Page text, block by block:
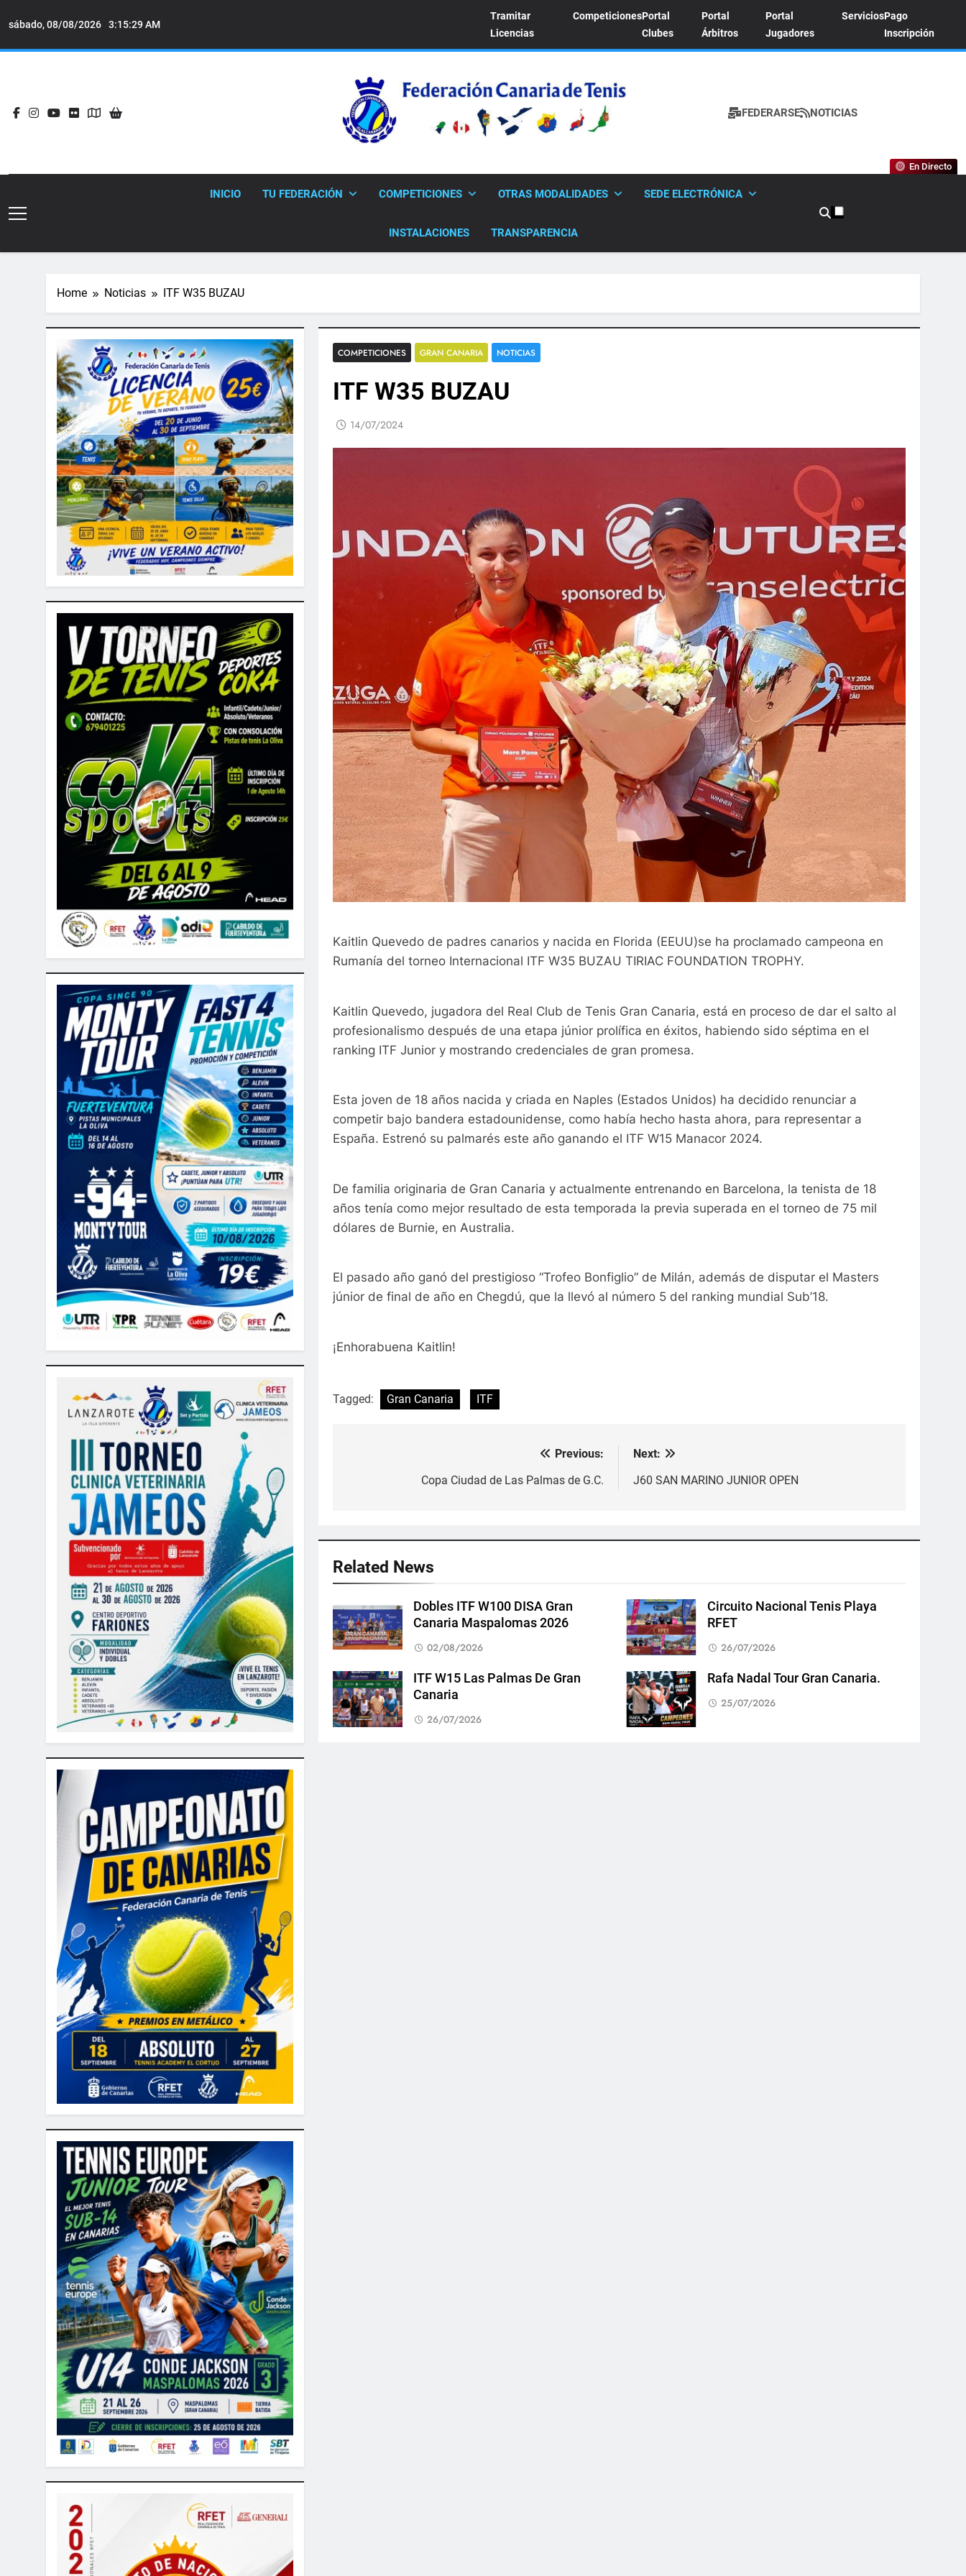
tosábado, 08/08/2026 3:15:30 AM
Tramitar
Licencias
CompeticionesPortal
Clubes
Portal
Árbitros
Portal
Jugadores
ServiciosPago
Inscripción
FEDERACION CANARIA DE TENIS
FEDERARSE NOTICIAS
En Directo
INICIO TU FEDERACIÓN COMPETICIONES OTRAS MODALIDADES SEDE ELECTRÓNICA
INSTALACIONES TRANSPARENCIA
Home Noticias ITF W35 BUZAU
COMPETICIONES GRAN CANARIA NOTICIAS
ITF W35 BUZAU
14/07/2024
Kaitlin Quevedo de padres canarios y nacida en Florida (EEUU)se ha proclamado campeona en
Rumanía del torneo Internacional ITF W35 BUZAU TIRIAC FOUNDATION TROPHY.
Kaitlin Quevedo, jugadora del Real Club de Tenis Gran Canaria, está en proceso de dar el salto al
profesionalismo después de una etapa júnior prolífica en éxitos, habiendo sido séptima en el
ranking ITF Junior y mostrando credenciales de gran promesa.
Esta joven de 18 años nacida y criada en Naples (Estados Unidos) ha decidido renunciar a
competir bajo bandera estadounidense, como había hecho hasta ahora, para representar a
España. Estrenó su palmarés este año ganando el ITF W15 Manacor 2024.
De familia originaria de Gran Canaria y actualmente entrenando en Barcelona, la tenista de 18
años tenía como mejor resultado de esta temporada la previa superada en el torneo de 75 mil
dólares de Burnie, en Australia.
El pasado año ganó del prestigioso “Trofeo Bonfiglio” de Milán, además de disputar el Masters
júnior de final de año en Chegdú, que la llevó al número 5 del ranking mundial Sub’18.
¡Enhorabuena Kaitlin!
Tagged: Gran Canaria ITF
Previous:
Copa Ciudad de Las Palmas de G.C.
Next:
J60 SAN MARINO JUNIOR OPEN
Related News
Dobles ITF W100 DISA Gran
Canaria Maspalomas 2026
02/08/2026
Circuito Nacional Tenis Playa
RFET
26/07/2026
ITF W15 Las Palmas De Gran
Canaria
26/07/2026
Rafa Nadal Tour Gran Canaria.
25/07/2026